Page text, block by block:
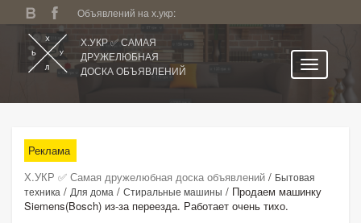
Объявлений на х.укр:
Х.УКР ✅ САМАЯ
ДРУЖЕЛЮБНАЯ
ДОСКА ОБЪЯВЛЕНИЙ
Все регионы
Категории
Избранное
Личный кабинет
Реклама
Х.УКР ✅ Самая дружелюбная доска объявлений / Бытовая
техника / Для дома / Стиральные машины / Продаем машинку
Siemens(Bosch) из-за переезда. Работает очень тихо.